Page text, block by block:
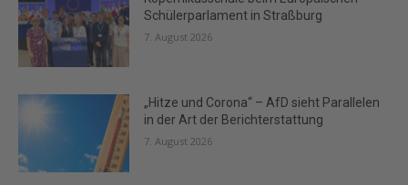
Schülerparlament in Straßburg
7. August 2026
„Hitze und Corona“ – AfD sieht Parallelen
in der Art der Berichterstattung
7. August 2026